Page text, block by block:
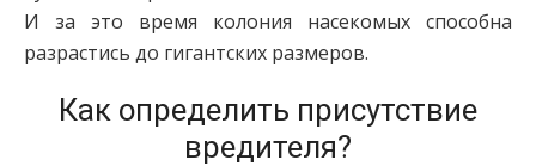
И за это время колония насекомых способна
разрастись до гигантских размеров.
Как определить присутствие
вредителя?